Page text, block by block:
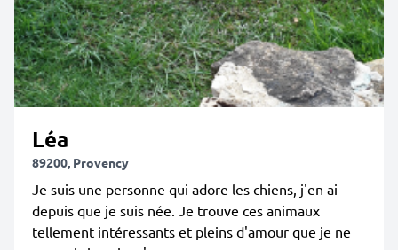
Léa
89200, Provency
Je suis une personne qui adore les chiens, j'en ai
depuis que je suis née. Je trouve ces animaux
tellement intéressants et pleins d'amour que je ne